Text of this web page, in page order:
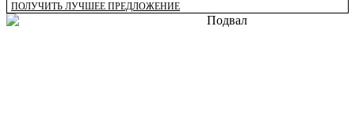
ПОЛУЧИТЬ ЛУЧШЕЕ ПРЕДЛОЖЕНИЕ